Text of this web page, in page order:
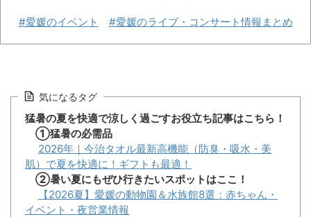
#愛媛のイベント #愛媛のライブ・コンサート情報まとめ
気になるタグ
猛暑の夏を快適で涼しく過ごすお役立ち記事はこちら！
①猛暑の必需品
2026年｜今治タオル最新高機能（防臭・吸水・美
肌）で夏を快適に！ギフトも最適！
②暑い夏にもぜひ行きたいスポットはここ！
【2026夏】愛媛の動物園＆水族館8選：赤ちゃん・
イベント・夜営業情報